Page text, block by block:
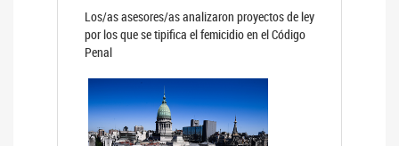
Los/as asesores/as analizaron proyectos de ley
por los que se tipifica el femicidio en el Código
Penal